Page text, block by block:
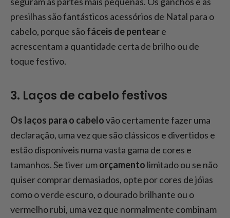
presilhas são fantásticos acessórios de Natal para o
cabelo, porque sãofáceis de penteare
acrescentam a quantidade certa de brilho ou de
toque festivo.
3. Laços de cabelo festivos
Os laços para o cabelovão certamente fazer uma
declaração, uma vez que são clássicos e divertidos e
estão disponíveis numa vasta gama de cores e
tamanhos. Se tiver umorçamento limitado ou se não
quiser comprar demasiados, opte por cores de jóias
como o verde escuro, o dourado brilhante ou o
vermelho rubi, uma vez que normalmente combinam